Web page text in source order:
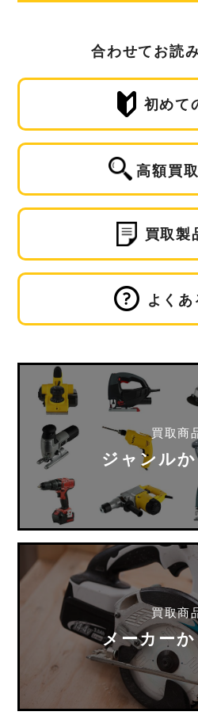
合わせてお読
初めて
高額買
買取製
よくあ
買取商
ジャンル
買取商
メーカー